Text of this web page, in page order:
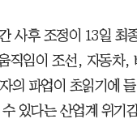
사후 조정이 13일 최
직임이 조선, 자동차,
의 파업이 초읽기에
있다는 산업계 위기